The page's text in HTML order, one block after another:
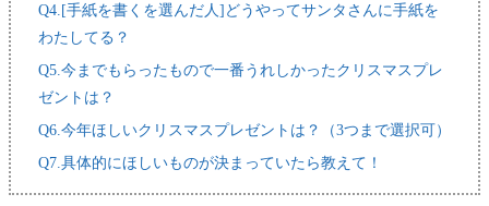
Q4.[手紙を書くを選んだ人]どうやってサンタさんに手紙を
わたしてる？
Q5.今までもらったもので一番うれしかったクリスマスプレ
ゼントは？
Q6.今年ほしいクリスマスプレゼントは？（3つまで選択可）
Q7.具体的にほしいものが決まっていたら教えて！